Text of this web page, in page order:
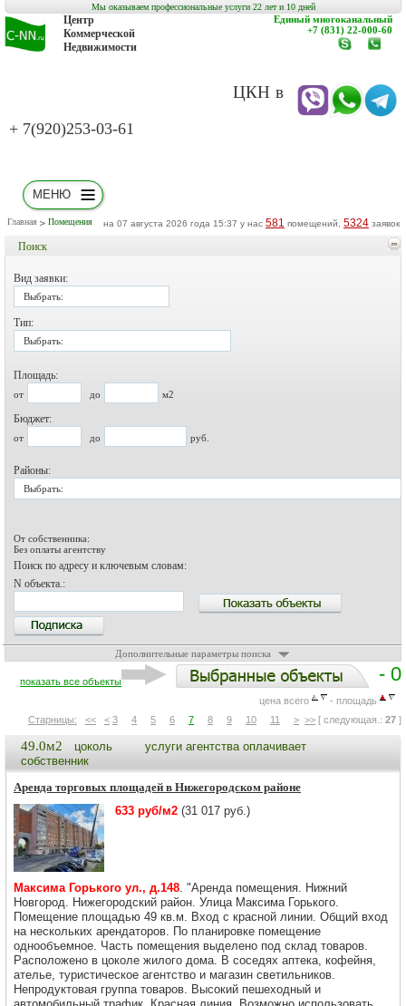
Мы оказываем профессиональные услуги 22 лет и 10 дней
Центр
Коммерческой
Недвижимости
ЦКН в
+ 7(920)253-03-61
Единый многоканальный
+7 (831) 22-000-60
www.c-
МЕНЮ
Главная Помещения на 07 августа 2026 года 15:37 у нас 581 помещений, 5324 заявок
Поиск
Вид заявки:
Выбрать:
Тип:
Выбрать:
Площадь:
от до м2
Бюджет:
от до руб.
Районы:
Выбрать:
От собственника:
Без оплаты агентству
Поиск по адресу и ключевым словам:
N объекта.:
Дополнительные параметры поиска
- 0
показать все объекты
цена всего
- площадь
Старницы:
<< < 3 4 5 6 7 8 9 10 11 > >> [ следующая.: 27 ]
49.0м2 цоколь
услуги агентства оплачивает
собственник
Аренда торговых площадей в Нижегородском районе
633 руб/м2 (31 017 руб.)
Максима Горького ул., д.148. "Аренда помещения. Нижний
Новгород. Нижегородский район. Улица Максима Горького.
Помещение площадью 49 кв.м. Вход с красной линии. Общий вход
на нескольких арендаторов. По планировке помещение
однообъемное. Часть помещения выделено под склад товаров.
Расположено в цоколе жилого дома. В соседях аптека, кофейня,
ателье, туристическое агентство и магазин светильников.
Непродуктовая группа товаров. Высокий пешеходный и